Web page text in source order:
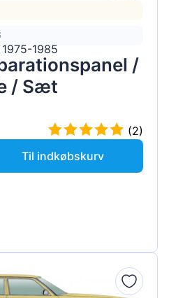
1975-1985
/
/ Sæt
(2)
Til indkøbskurv